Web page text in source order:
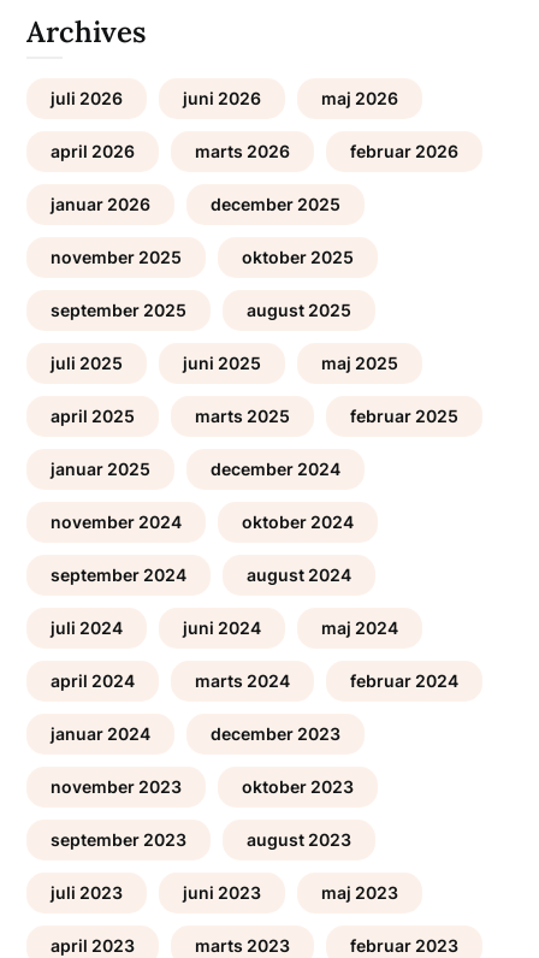
Archives
juli 2026 juni 2026 maj 2026
april 2026 marts 2026 februar 2026
januar 2026 december 2025
november 2025 oktober 2025
september 2025 august 2025
juli 2025 juni 2025 maj 2025
april 2025 marts 2025 februar 2025
januar 2025 december 2024
november 2024 oktober 2024
september 2024 august 2024
juli 2024 juni 2024 maj 2024
april 2024 marts 2024 februar 2024
januar 2024 december 2023
november 2023 oktober 2023
september 2023 august 2023
juli 2023 juni 2023 maj 2023
april 2023 marts 2023 februar 2023